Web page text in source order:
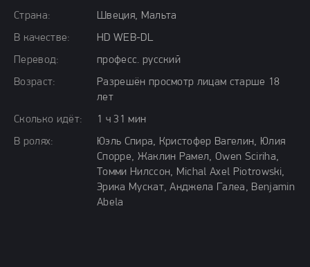
Страна:
Швеция, Мальта
В качестве:
HD WEB-DL
Перевод:
професс. русский
Возраст:
Разрешён просмотр лицам старше 18
лет
Сколько идёт:
1 ч 31 мин
В ролях:
Юэль Спира, Кристофер Вагелин, Юлия
Спорре, Жаклин Рамел, Owen Sciriha,
Томми Нилссон, Michal Axel Piotrowski,
Эрика Мускат, Анджела Галеа, Benjamin
Abela